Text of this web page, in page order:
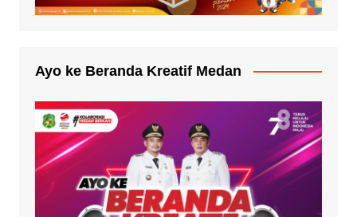
Ayo ke Beranda Kreatif Medan